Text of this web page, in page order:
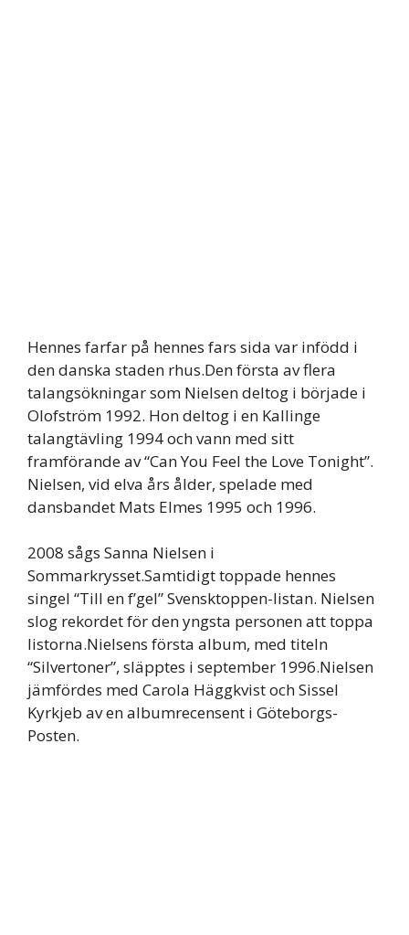
Hennes farfar på hennes fars sida var infödd i
den danska staden rhus.Den första av flera
talangsökningar som Nielsen deltog i började i
Olofström 1992. Hon deltog i en Kallinge
talangtävling 1994 och vann med sitt
framförande av “Can You Feel the Love Tonight”.
Nielsen, vid elva års ålder, spelade med
dansbandet Mats Elmes 1995 och 1996.
2008 sågs Sanna Nielsen i
Sommarkrysset.Samtidigt toppade hennes
singel “Till en f’gel” Svensktoppen-listan. Nielsen
slog rekordet för den yngsta personen att toppa
listorna.Nielsens första album, med titeln
“Silvertoner”, släpptes i september 1996.Nielsen
jämfördes med Carola Häggkvist och Sissel
Kyrkjeb av en albumrecensent i Göteborgs-
Posten.